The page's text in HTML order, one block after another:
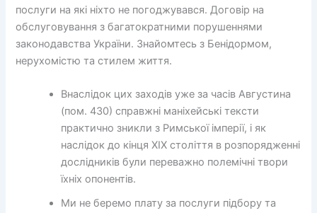
послуги на які ніхто не погоджувався. Договір на
обслуговування з багатократними порушеннями
законодавства України. Знайомтесь з Бенідормом,
нерухомістю та стилем життя.
Внаслідок цих заходів уже за часів Августина
(пом. 430) справжні маніхейські тексти
практично зникли з Римської імперії, і як
наслідок до кінця XIX століття в розпорядженні
дослідників були переважно полемічні твори
їхніх опонентів.
Ми не беремо плату за послуги підбору та